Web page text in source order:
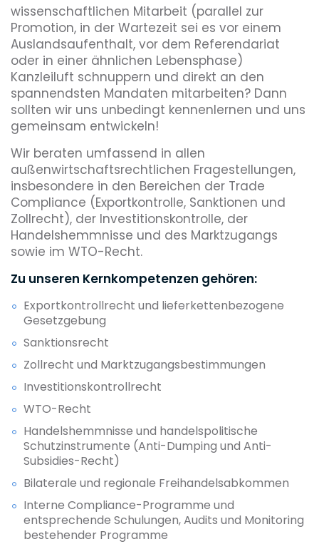
wissenschaftlichen Mitarbeit (parallel zur
Promotion, in der Wartezeit sei es vor einem
Auslandsaufenthalt, vor dem Referendariat
oder in einer ähnlichen Lebensphase)
Kanzleiluft schnuppern und direkt an den
spannendsten Mandaten mitarbeiten? Dann
sollten wir uns unbedingt kennenlernen und uns
gemeinsam entwickeln!
Wir beraten umfassend in allen
außenwirtschaftsrechtlichen Fragestellungen,
insbesondere in den Bereichen der Trade
Compliance (Exportkontrolle, Sanktionen und
Zollrecht), der Investitionskontrolle, der
Handelshemmnisse und des Marktzugangs
sowie im WTO-Recht.
Zu unseren Kernkompetenzen gehören:
Exportkontrollrecht und lieferkettenbezogene
Gesetzgebung
Sanktionsrecht
Zollrecht und Marktzugangsbestimmungen
Investitionskontrollrecht
WTO-Recht
Handelshemmnisse und handelspolitische
Schutzinstrumente (Anti-Dumping und Anti-
Subsidies-Recht)
Bilaterale und regionale Freihandelsabkommen
Interne Compliance-Programme und
entsprechende Schulungen, Audits und Monitoring
bestehender Programme